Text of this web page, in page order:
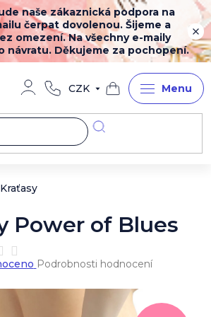
naše zákaznická podpora na
čerpat dovolenou. Šijeme a
omezení. Na všechny e-maily
návratu. Děkujeme za pochopení.
CZK
Nákupní
košík
Kraťasy
Power of Blues
Podrobnosti hodnocení